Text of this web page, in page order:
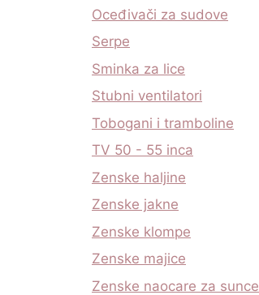
Oceđivači za sudove
Serpe
Sminka za lice
Stubni ventilatori
Tobogani i tramboline
TV 50 - 55 inca
Zenske haljine
Zenske jakne
Zenske klompe
Zenske majice
Zenske naocare za sunce